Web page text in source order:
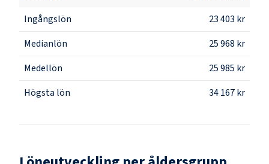
Ingångslön
23 403 kr
Medianlön
25 968 kr
Medellön
25 985 kr
Högsta lön
34 167 kr